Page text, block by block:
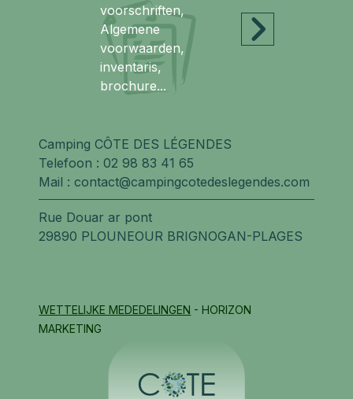
voorschriften,
Algemene
voorwaarden,
inventaris,
brochure...
Camping CÔTE DES LÉGENDES
Telefoon :02 98 83 41 65
Mail :contact@campingcotedeslegendes.com
Rue Douar ar pont
29890 PLOUNEOUR BRIGNOGAN-PLAGES
WETTELIJKE MEDEDELINGEN - HORIZON
MARKETING